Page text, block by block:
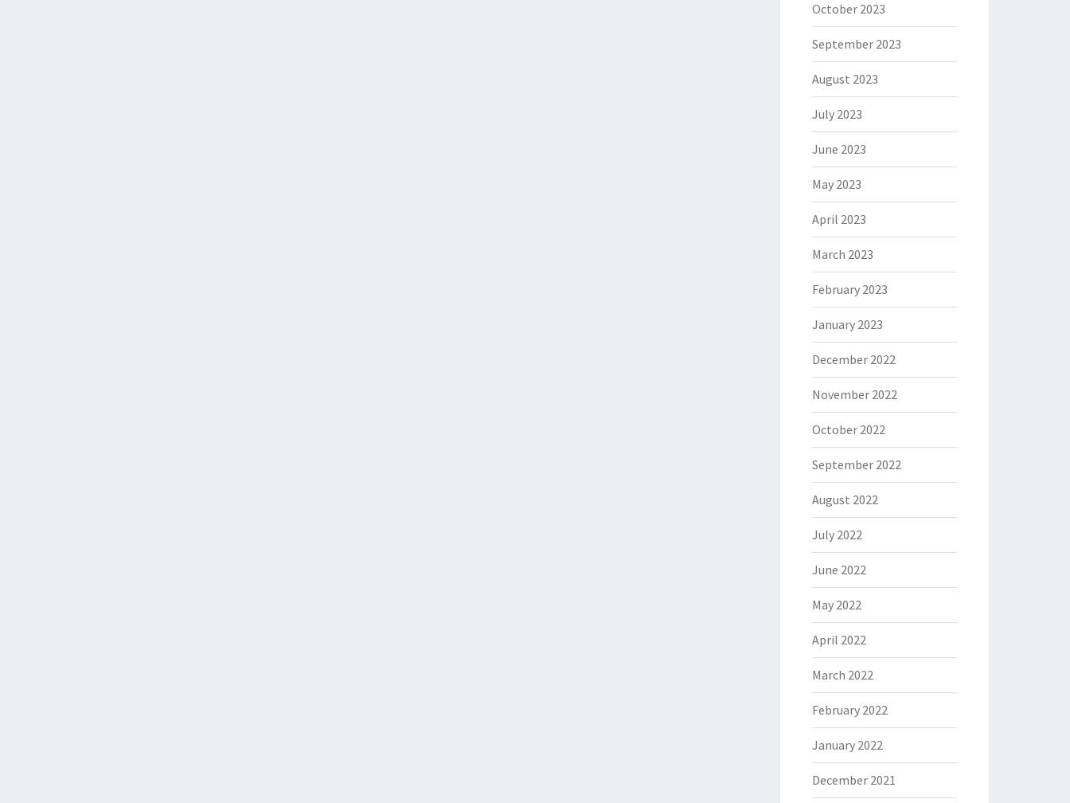
October 2023
September 2023
August 2023
July 2023
June 2023
May 2023
April 2023
March 2023
February 2023
January 2023
December 2022
November 2022
October 2022
September 2022
August 2022
July 2022
June 2022
May 2022
April 2022
March 2022
February 2022
January 2022
December 2021